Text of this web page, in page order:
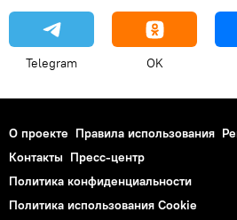
Telegram OK
О проекте Правила использования
Контакты Пресс-центр
Политика конфиденциальности
Политика использования Cookie